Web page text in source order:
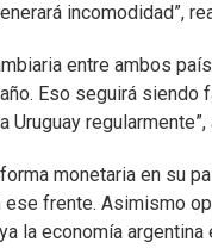
incomodidad”,
entre ambos
Eso seguirá siendo
Uruguay
monetaria en su
ese frente. Asimismo
la economía